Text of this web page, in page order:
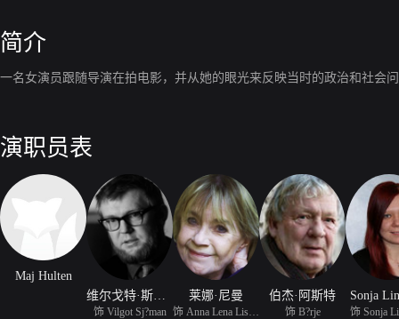
简介
一名女演员跟随导演在拍电影，并从她的眼光来反映当时的政治和社会
演职员表
Maj Hulten
饰 Vilgot Sj?man
莱娜·尼曼 伯杰·阿斯特
饰 B?rje
Sonja
饰 Sonja